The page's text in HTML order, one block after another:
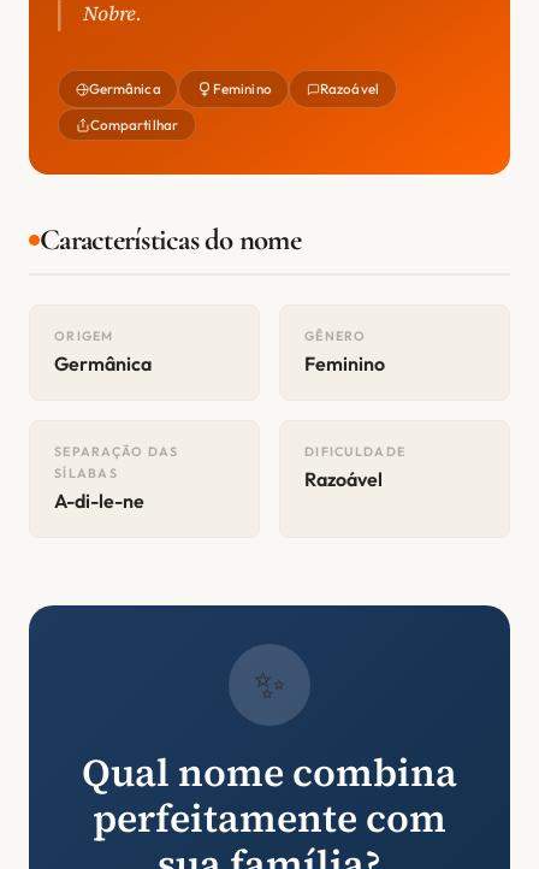
Nobre.
Germânica Feminino Razoável
Compartilhar
Características do nome
ORIGEM
Germânica
GÊNERO
Feminino
SEPARAÇÃO DAS
SÍLABAS
A-di-le-ne
DIFICULDADE
Razoável
✨
Qual nome combina
perfeitamente com